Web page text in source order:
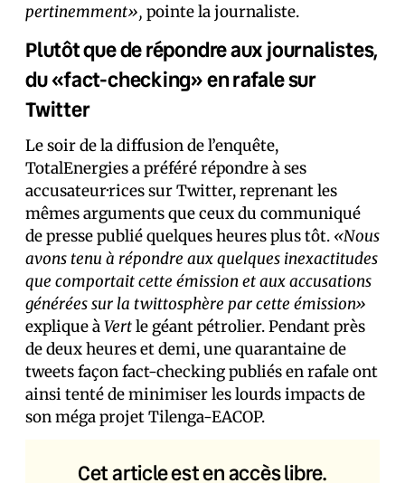
pertinemment», pointe la journaliste.
Plutôt que de répondre aux journalistes,
du «fact-checking» en rafale sur
Twitter
Le soir de la diffusion de l’enquête,
TotalEnergies a préféré répondre à ses
accusateur·rices sur Twitter, reprenant les
mêmes arguments que ceux du communiqué
de presse publié quelques heures plus tôt. «Nous
avons tenu à répondre aux quelques inexactitudes
que comportait cette émission et aux accusations
générées sur la twittosphère par cette émission»
explique àVertle géant pétrolier. Pendant près
de deux heures et demi, une quarantaine de
tweets façon fact-checking publiés en rafale ont
ainsi tenté de minimiser les lourds impacts de
son méga projet Tilenga-EACOP.
Cet article est en accès libre.